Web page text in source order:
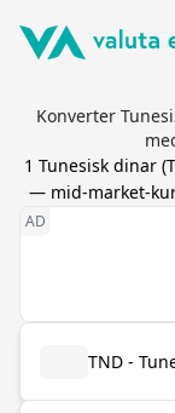
Konverter
1 Tunesisk dinar (
— mid-market-
TND -